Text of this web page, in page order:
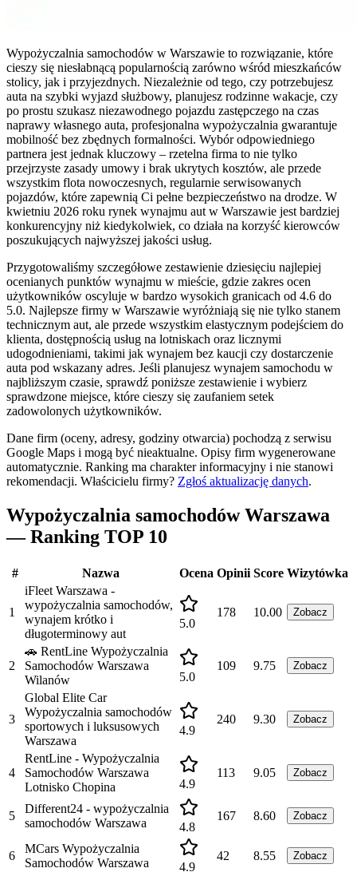
Wypożyczalnia samochodów w Warszawie to rozwiązanie, które
cieszy się niesłabnącą popularnością zarówno wśród mieszkańców
stolicy, jak i przyjezdnych. Niezależnie od tego, czy potrzebujesz
auta na szybki wyjazd służbowy, planujesz rodzinne wakacje, czy
po prostu szukasz niezawodnego pojazdu zastępczego na czas
naprawy własnego auta, profesjonalna wypożyczalnia gwarantuje
mobilność bez zbędnych formalności. Wybór odpowiedniego
partnera jest jednak kluczowy – rzetelna firma to nie tylko
przejrzyste zasady umowy i brak ukrytych kosztów, ale przede
wszystkim flota nowoczesnych, regularnie serwisowanych
pojazdów, które zapewnią Ci pełne bezpieczeństwo na drodze. W
kwietniu 2026 roku rynek wynajmu aut w Warszawie jest bardziej
konkurencyjny niż kiedykolwiek, co działa na korzyść kierowców
poszukujących najwyższej jakości usług.
Przygotowaliśmy szczegółowe zestawienie dziesięciu najlepiej
ocenianych punktów wynajmu w mieście, gdzie zakres ocen
użytkowników oscyluje w bardzo wysokich granicach od 4.6 do
5.0. Najlepsze firmy w Warszawie wyróżniają się nie tylko stanem
technicznym aut, ale przede wszystkim elastycznym podejściem do
klienta, dostępnością usług na lotniskach oraz licznymi
udogodnieniami, takimi jak wynajem bez kaucji czy dostarczenie
auta pod wskazany adres. Jeśli planujesz wynajem samochodu w
najbliższym czasie, sprawdź poniższe zestawienie i wybierz
sprawdzone miejsce, które cieszy się zaufaniem setek
zadowolonych użytkowników.
Dane firm (oceny, adresy, godziny otwarcia) pochodzą z serwisu
Google Maps i mogą być nieaktualne. Opisy firm wygenerowane
automatycznie. Ranking ma charakter informacyjny i nie stanowi
rekomendacji. Właścicielu firmy? Zgłoś aktualizację danych.
Wypożyczalnia samochodów Warszawa
— Ranking TOP 10
# Nazwa Ocena Opinii Score Wizytówka
1
iFleet Warszawa -
wypożyczalnia samochodów,
wynajem krótko i
długoterminowy aut
5.0
178 10.00 Zobacz
2
🚗 RentLine Wypożyczalnia
Samochodów Warszawa
Wilanów
5.0
109 9.75 Zobacz
3
Global Elite Car
Wypożyczalnia samochodów
sportowych i luksusowych
Warszawa
4.9
240 9.30 Zobacz
4
RentLine - Wypożyczalnia
Samochodów Warszawa
Lotnisko Chopina
4.9
113 9.05 Zobacz
5
Different24 - wypożyczalnia
samochodów Warszawa
4.8
167 8.60 Zobacz
6
MCars Wypożyczalnia
Samochodów Warszawa
4.9
42 8.55 Zobacz